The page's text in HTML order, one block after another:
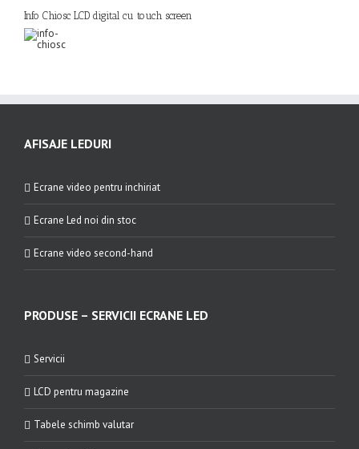
Info Chiosc LCD digital cu touch screen
AFISAJE LEDURI
Ecrane video pentru inchiriat
Ecrane Led noi din stoc
Ecrane video second-hand
PRODUSE – SERVICII ECRANE LED
Servicii
LCD pentru magazine
Tabele schimb valutar